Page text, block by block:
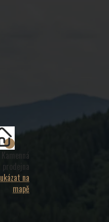
Kamenná
prodejna
ukázat na
mapě